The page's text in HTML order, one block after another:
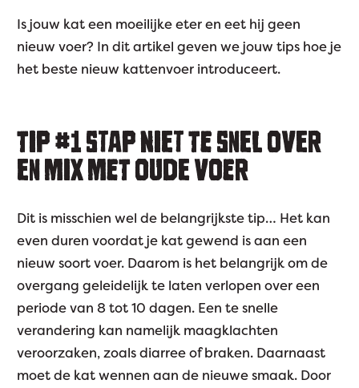
Is jouw kat een moeilijke eter en eet hij geen
nieuw voer? In dit artikel geven we jouw tips hoe je
het beste nieuw kattenvoer introduceert.
TIP #1 STAP NIET TE SNEL OVER
EN MIX MET OUDE VOER
Dit is misschien wel de belangrijkste tip… Het kan
even duren voordat je kat gewend is aan een
nieuw soort voer. Daarom is het belangrijk om de
overgang geleidelijk te laten verlopen over een
periode van 8 tot 10 dagen. Een te snelle
verandering kan namelijk maagklachten
veroorzaken, zoals diarree of braken. Daarnaast
moet de kat wennen aan de nieuwe smaak. Door